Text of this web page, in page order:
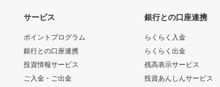
サービス
ポイントプログラム
銀行との口座連携
投資情報サービス
ご入金・ご出金
銀行との口座連携
らくらく入金
らくらく出金
残高表示サービス
投資あんしんサービス